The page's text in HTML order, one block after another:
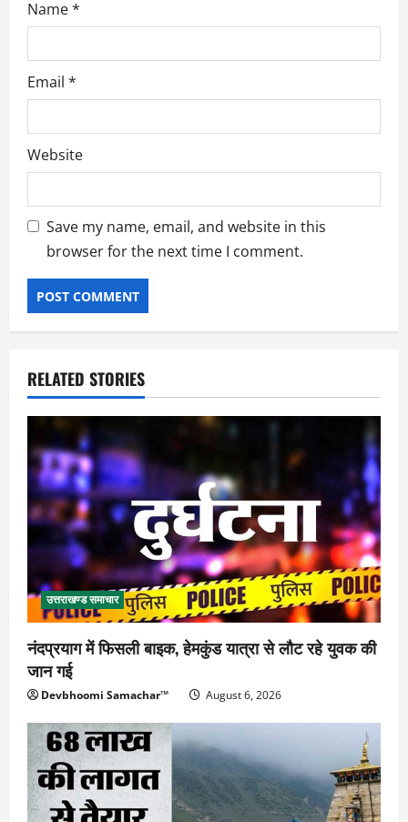
Name*
Email *
Website
Save my name, email, and website in this
browser for the next time I comment.
RELATED STORIES
उत्तराखण्ड समाचार
नंदप्रयाग में फिसली बाइक, हेमकुंड यात्रा से लौट रहे युवक की
जान गई
Devbhoomi Samachar™ August 6, 2026